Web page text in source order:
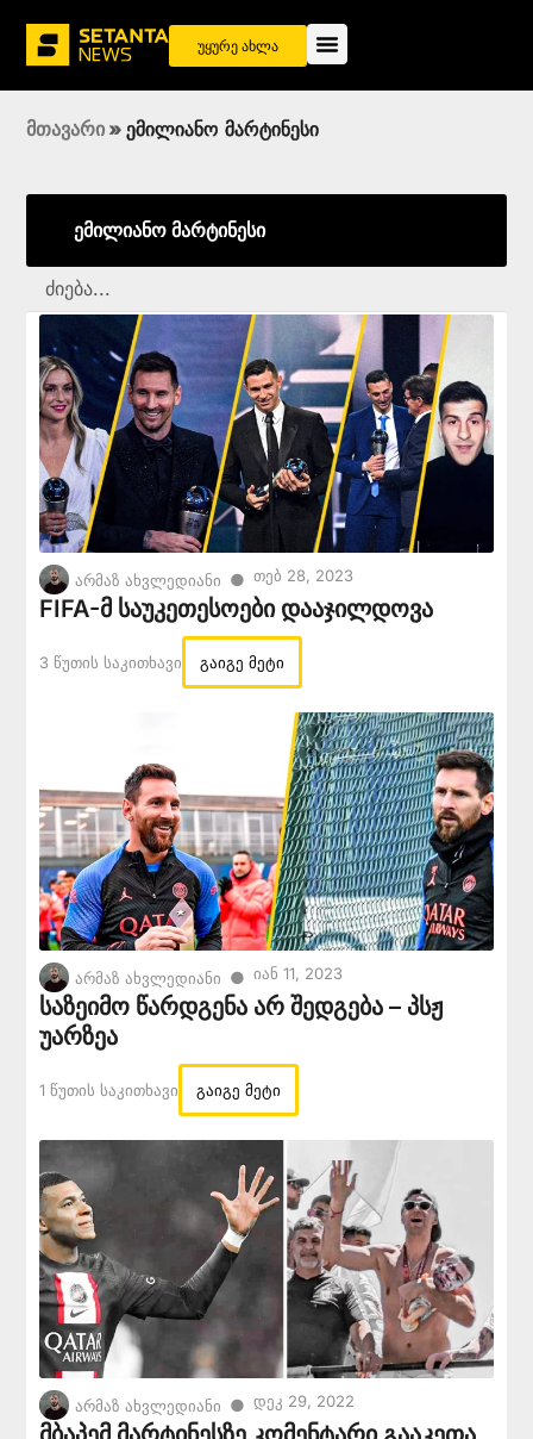
უყურე ახლა
მთავარი » ემილიანო მარტინესი
ემილიანო მარტინესი
არმაზ ახვლედიანი ● Თებ 28, 2023
FIFA-მ საუკეთესოები დააჯილდოვა
3 Წუთის Საკითხავი გაიგე მეტი
არმაზ ახვლედიანი ● Იან 11, 2023
საზეიმო წარდგენა არ შედგება – პსჟ
უარზეა
1 Წუთის Საკითხავი გაიგე მეტი
არმაზ ახვლედიანი ● Დეკ 29, 2022